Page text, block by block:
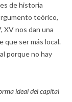
de historia
teórico,
XV nos dan una
que ser más local.
porque no hay
ideal del capital